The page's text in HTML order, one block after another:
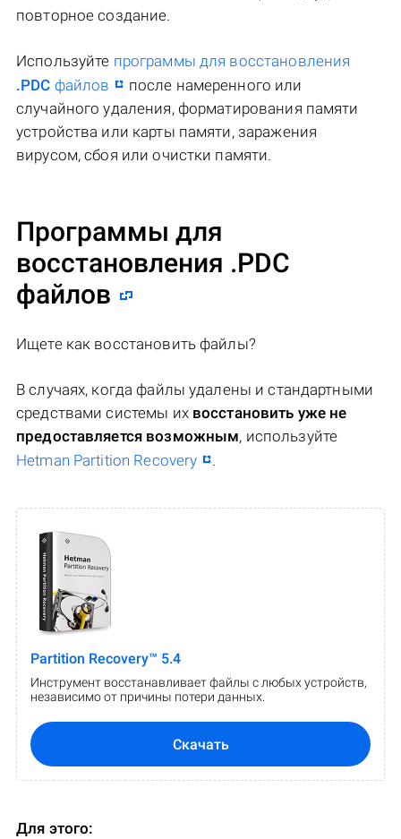
повторное создание.
Используйте программы для восстановления
.PDC файлов
после намеренного или
случайного удаления, форматирования памяти
устройства или карты памяти, заражения
вирусом, сбоя или очистки памяти.
Программы для
восстановления .PDC
файлов
Ищете как восстановить файлы?
В случаях, когда файлы удалены и стандартными
средствами системы их восстановить уже не
предоставляется возможным, используйте
Hetman Partition Recovery
.
Partition Recovery™ 5.4
Инструмент восстанавливает файлы с любых устройств,
независимо от причины потери данных.
Скачать
Для этого: